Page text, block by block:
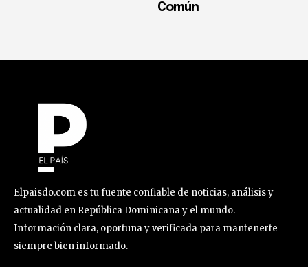
Común
Elpaisdo.com es tu fuente confiable de noticias, análisis y
actualidad en República Dominicana y el mundo.
Información clara, oportuna y verificada para mantenerte
siempre bien informado.